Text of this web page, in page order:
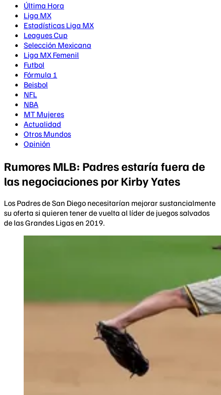
Última Hora
Liga MX
Estadísticas Liga MX
Leagues Cup
Selección Mexicana
Liga MX Femenil
Futbol
Fórmula 1
Beisbol
NFL
NBA
MT Mujeres
Actualidad
Otros Mundos
Opinión
Rumores MLB: Padres estaría fuera de
las negociaciones por Kirby Yates
Los Padres de San Diego necesitarían mejorar sustancialmente
su oferta si quieren tener de vuelta al líder de juegos salvados
de las Grandes Ligas en 2019.